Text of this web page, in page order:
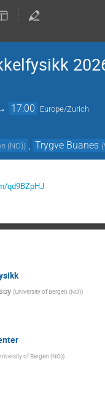
17:00 Europe/Zurich
(NO)) Trygve Buanes (
qd9BZpHJ
(University of Bergen (NO))
of Bergen (NO))